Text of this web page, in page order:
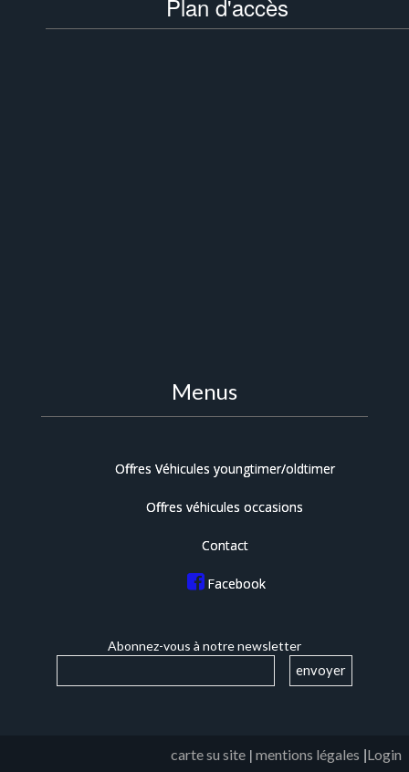
Plan d'accès
Menus
Offres Véhicules youngtimer/oldtimer
Offres véhicules occasions
Contact
Facebook
Abonnez-vous à notre newsletter
carte su site | mentions légales |Login